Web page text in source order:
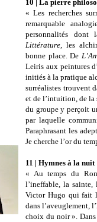
10 | La pierre
« Les recherches
remarquable
personnalités dont
Littérature, les
bonne place. De
Leiris aux peintures
initiés à la pratique
surréalistes trouvent
et de l’intuition, de la
du groupe y perçoit
par laquelle
Paraphrasant les
Je cherche l’or du
11 | Hymnes à la nuit
« Au temps du
l’ineffable, la sainte,
Victor Hugo qui fait
dans l’aveuglement,
choix du noir ».